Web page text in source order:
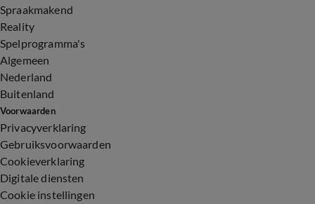
Spraakmakend
Reality
Spelprogramma's
Algemeen
Nederland
Buitenland
Voorwaarden
Privacyverklaring
Gebruiksvoorwaarden
Cookieverklaring
Digitale diensten
Cookie instellingen